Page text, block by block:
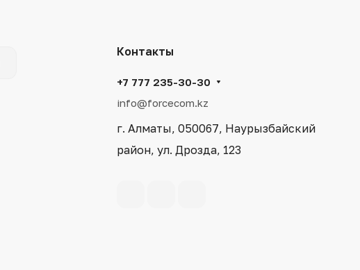
Контакты
+7 777 235-30-30
info@forcecom.kz
г. Алматы, 050067, Наурызбайский
район, ул. Дрозда, 123